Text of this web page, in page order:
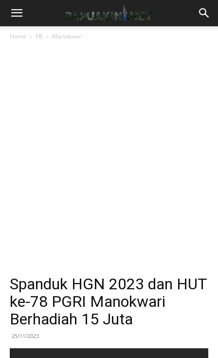
Home PB Manokwari
Spanduk HGN 2023 dan HUT
ke-78 PGRI Manokwari
Berhadiah 15 Juta
25/11/2023